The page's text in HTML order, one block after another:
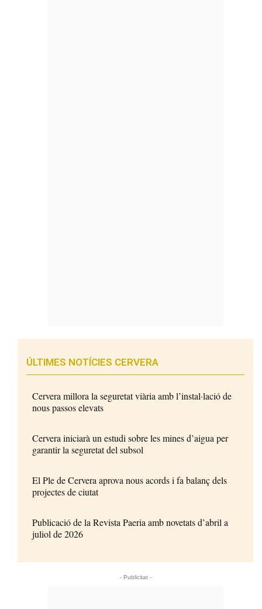
ÚLTIMES NOTÍCIES CERVERA
Cervera millora la seguretat viària amb l’instal·lació de
nous passos elevats
Cervera iniciarà un estudi sobre les mines d’aigua per
garantir la seguretat del subsol
El Ple de Cervera aprova nous acords i fa balanç dels
projectes de ciutat
Publicació de la Revista Paeria amb novetats d’abril a
juliol de 2026
- Publicitat -